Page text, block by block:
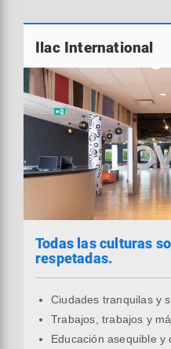
Ilac International
Todas las culturas
respetadas.
Ciudades tranquilas y
Trabajos, trabajos y
Educación asequible y